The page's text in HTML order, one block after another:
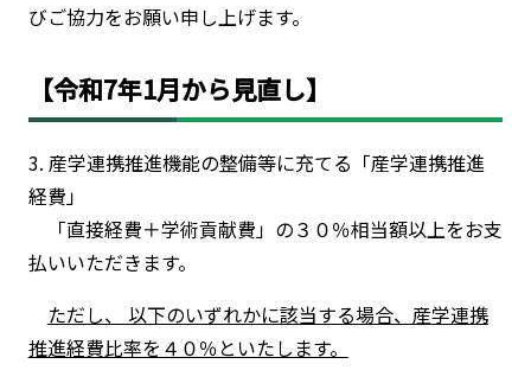
びご協力をお願い申し上げます。
【令和7年1月から見直し】
3. 産学連携推進機能の整備等に充てる「産学連携推進
経費」
「直接経費＋学術貢献費」の３０％相当額以上をお支
払いいただきます。
ただし、 以下のいずれかに該当する場合、産学連携
推進経費比率を４０％といたします。